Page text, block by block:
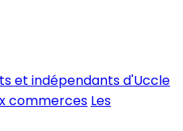
et indépendants d'Uccle
commerces Les